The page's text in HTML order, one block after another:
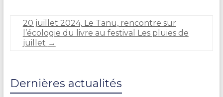
20 juillet 2024, Le Tanu, rencontre sur
l’écologie du livre au festival Les pluies de
juillet →
Dernières actualités